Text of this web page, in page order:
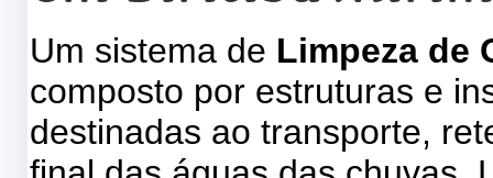
Um sistema de Limpeza de
composto por estruturas e
destinadas ao transporte,